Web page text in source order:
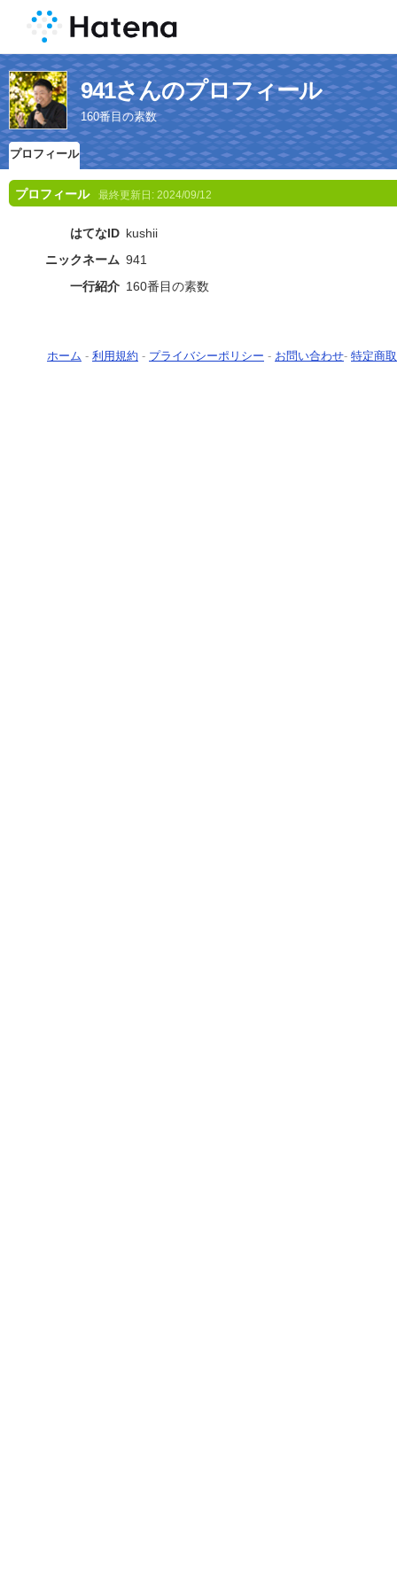
941さんのプロフィール
160番目の素数
プロフィール
プロフィール 最終更新日: 2024/09/12
はてなID kushii
ニックネーム 941
一行紹介 160番目の素数
ホーム - 利用規約 - プライバシーポリシー - お問い合わせ- 特定商